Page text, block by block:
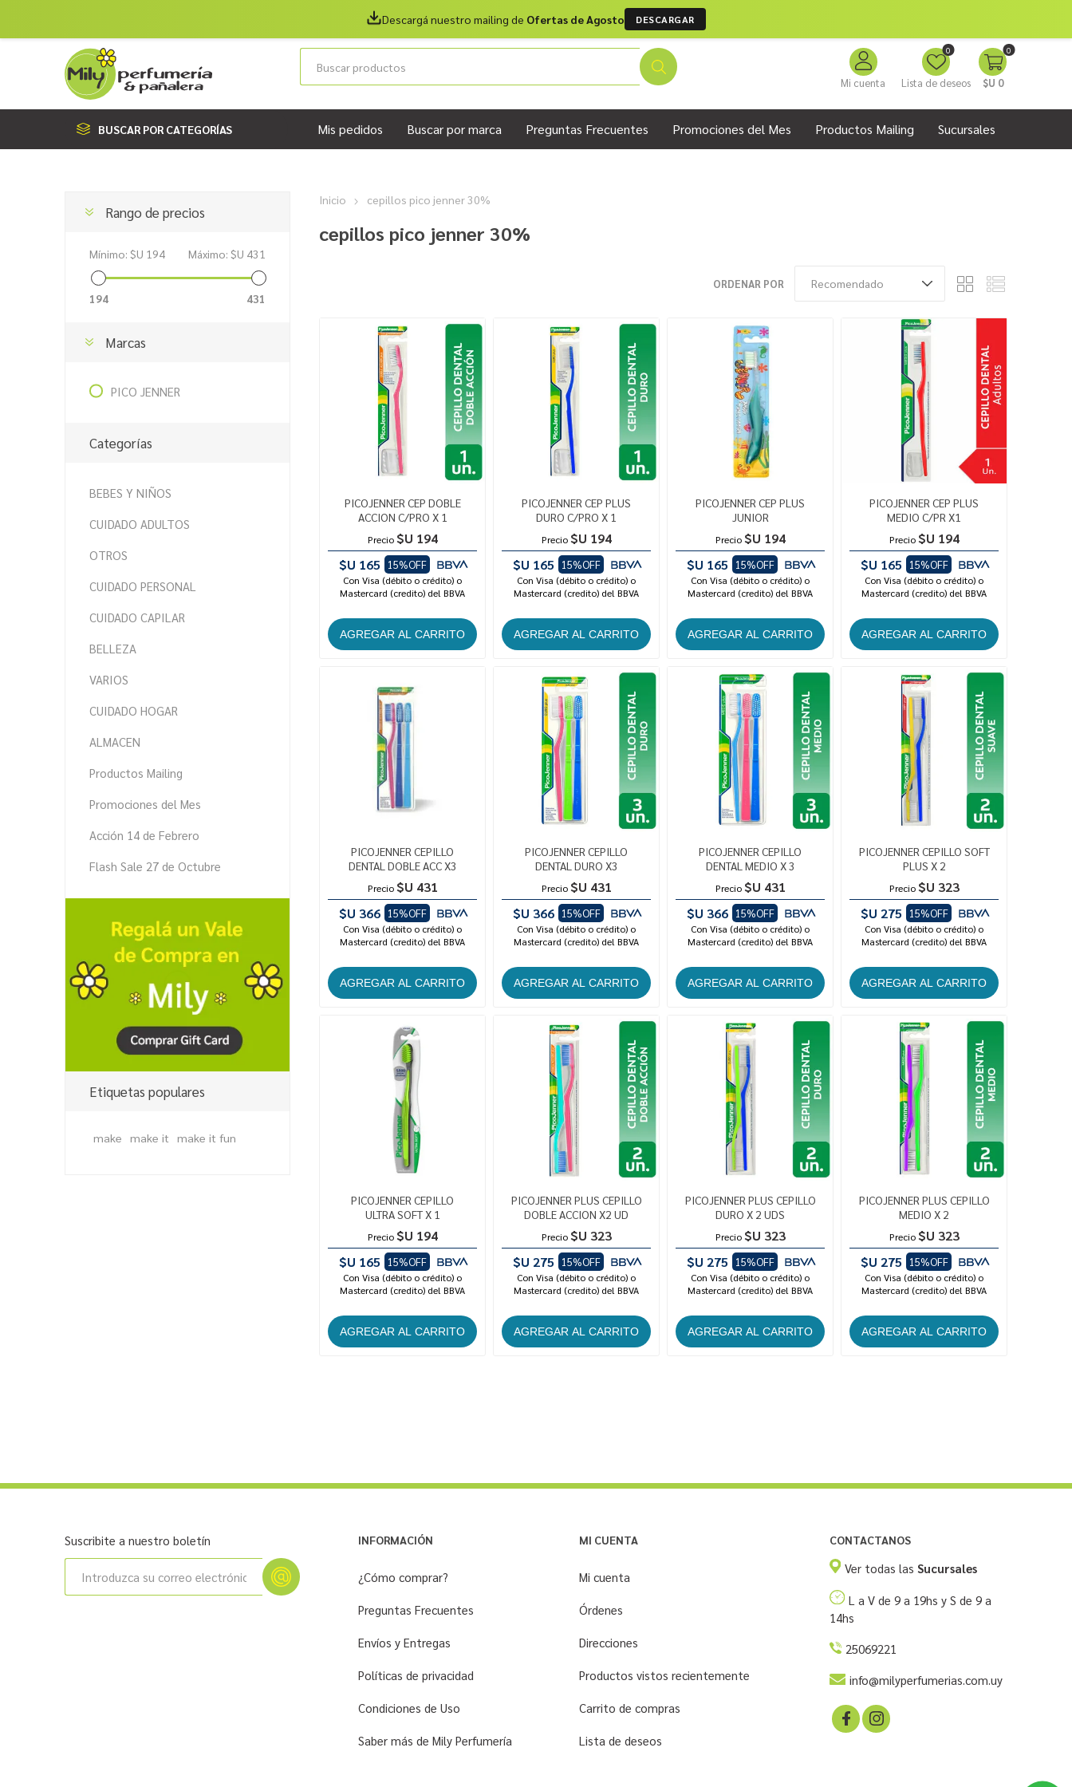
Descargá nuestro mailing de Ofertas de Agosto DESCARGAR
Mi cuenta Lista de deseos
0 0
$U 0
BUSCAR POR CATEGORÍAS Mis pedidos Buscar por marca Preguntas Frecuentes Promociones del Mes Productos Mailing Sucursales
Inicio cepillos pico jenner 30%
cepillos pico jenner 30%
ORDENAR POR
PICOJENNER CEP DOBLE
ACCION C/PRO X 1
Precio $U 194
$U 165
15%OFF
Con Visa (débito o crédito) o
Mastercard (credito) del BBVA
PICOJENNER CEP PLUS
DURO C/PRO X 1
Precio $U 194
$U 165
15%OFF
Con Visa (débito o crédito) o
Mastercard (credito) del BBVA
PICOJENNER CEP PLUS
JUNIOR
Precio $U 194
$U 165
15%OFF
Con Visa (débito o crédito) o
Mastercard (credito) del BBVA
PICOJENNER CEP PLUS
MEDIO C/PR X1
Precio $U 194
$U 165
15%OFF
Con Visa (débito o crédito) o
Mastercard (credito) del BBVA
PICOJENNER CEPILLO
DENTAL DOBLE ACC X3
Precio $U 431
$U 366
15%OFF
Con Visa (débito o crédito) o
Mastercard (credito) del BBVA
PICOJENNER CEPILLO
DENTAL DURO X3
Precio $U 431
$U 366
15%OFF
Con Visa (débito o crédito) o
Mastercard (credito) del BBVA
PICOJENNER CEPILLO
DENTAL MEDIO X 3
Precio $U 431
$U 366
15%OFF
Con Visa (débito o crédito) o
Mastercard (credito) del BBVA
PICOJENNER CEPILLO SOFT
PLUS X 2
Precio $U 323
$U 275
15%OFF
Con Visa (débito o crédito) o
Mastercard (credito) del BBVA
PICOJENNER CEPILLO
ULTRA SOFT X 1
Precio $U 194
$U 165
15%OFF
Con Visa (débito o crédito) o
Mastercard (credito) del BBVA
PICOJENNER PLUS CEPILLO
DOBLE ACCION X2 UD
Precio $U 323
$U 275
15%OFF
Con Visa (débito o crédito) o
Mastercard (credito) del BBVA
PICOJENNER PLUS CEPILLO
DURO X 2 UDS
Precio $U 323
$U 275
15%OFF
Con Visa (débito o crédito) o
Mastercard (credito) del BBVA
PICOJENNER PLUS CEPILLO
MEDIO X 2
Precio $U 323
$U 275
15%OFF
Con Visa (débito o crédito) o
Mastercard (credito) del BBVA
Rango de precios
Mínimo: $U 194 Máximo: $U 431
194 431
Marcas
PICO JENNER
Categorías
BEBES Y NIÑOS
CUIDADO ADULTOS
OTROS
CUIDADO PERSONAL
CUIDADO CAPILAR
BELLEZA
VARIOS
CUIDADO HOGAR
ALMACEN
Productos Mailing
Promociones del Mes
Acción 14 de Febrero
Flash Sale 27 de Octubre
Etiquetas populares
make make it make it fun
Suscribite a nuestro boletín INFORMACIÓN
¿Cómo comprar?
Preguntas Frecuentes
Envíos y Entregas
Políticas de privacidad
Condiciones de Uso
Saber más de Mily Perfumería
MI CUENTA
Mi cuenta
Órdenes
Direcciones
Productos vistos recientemente
Carrito de compras
Lista de deseos
CONTACTANOS
Ver todas las Sucursales
L a V de 9 a 19hs y S de 9 a
14hs
25069221
info@milyperfumerias.com.uy